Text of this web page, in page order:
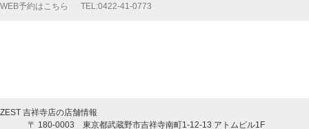
WEB予約はこちら TEL:0422-41-0773
ZEST 吉祥寺店の店舗情報
〒 180-0003 東京都武蔵野市吉祥寺南町1-12-13 アトムビル1F